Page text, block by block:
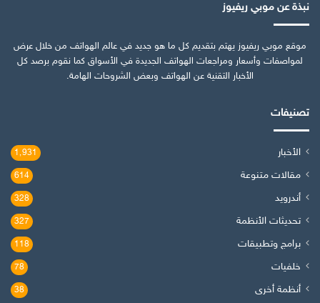
نبذة عن موبي ريفيوز
موقع موبي ريفيوز يهتم بتقديم كل ما هو جديد في عالم الهواتف من خلال عرض
لمواصفات وأسعار ومراجعات الهواتف الجديدة في الأسواق كما نقوم برصد كل
الأخبار التقنية عن الهواتف وبعض الشروحات الهامة.
تصنيفات
الأخبار 1٬931
مقالات متنوعة 614
أندرويد 328
تحديثات الأنظمة 327
برامج وتطبيقات 118
خلفيات 78
أنظمة أخرى 38